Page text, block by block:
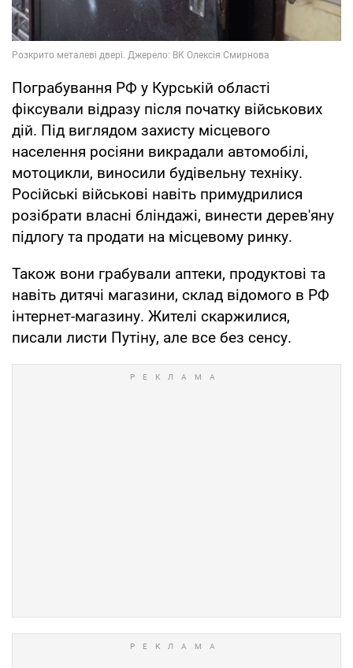
Пограбування РФ у Курській області
фіксували відразу після початку військових
дій. Під виглядом захисту місцевого
населення росіяни викрадали автомобілі,
мотоцикли, виносили будівельну техніку.
Російські військові навіть примудрилися
розібрати власні бліндажі, винести дерев'яну
підлогу та продати на місцевому ринку.
Також вони грабували аптеки, продуктові та
навіть дитячі магазини, склад відомого в РФ
інтернет-магазину. Жителі скаржилися,
писали листи Путіну, але все без сенсу.